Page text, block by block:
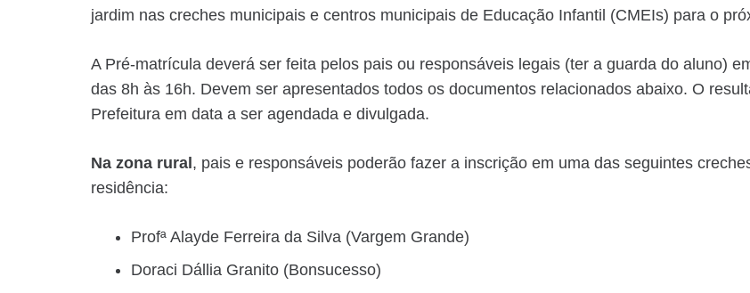
jardim nas creches municipais e centros municipais de Educação Infantil (CMEIs) para o
A Pré-matrícula deverá ser feita pelos pais ou responsáveis legais (ter a guarda do aluno)
das 8h às 16h. Devem ser apresentados todos os documentos relacionados abaixo. O
Prefeitura em data a ser agendada e divulgada.
Na zona rural , pais e responsáveis poderão fazer a inscrição em uma das seguintes
residência:
Profª Alayde Ferreira da Silva (Vargem Grande)
Doraci Dállia Granito (Bonsucesso)